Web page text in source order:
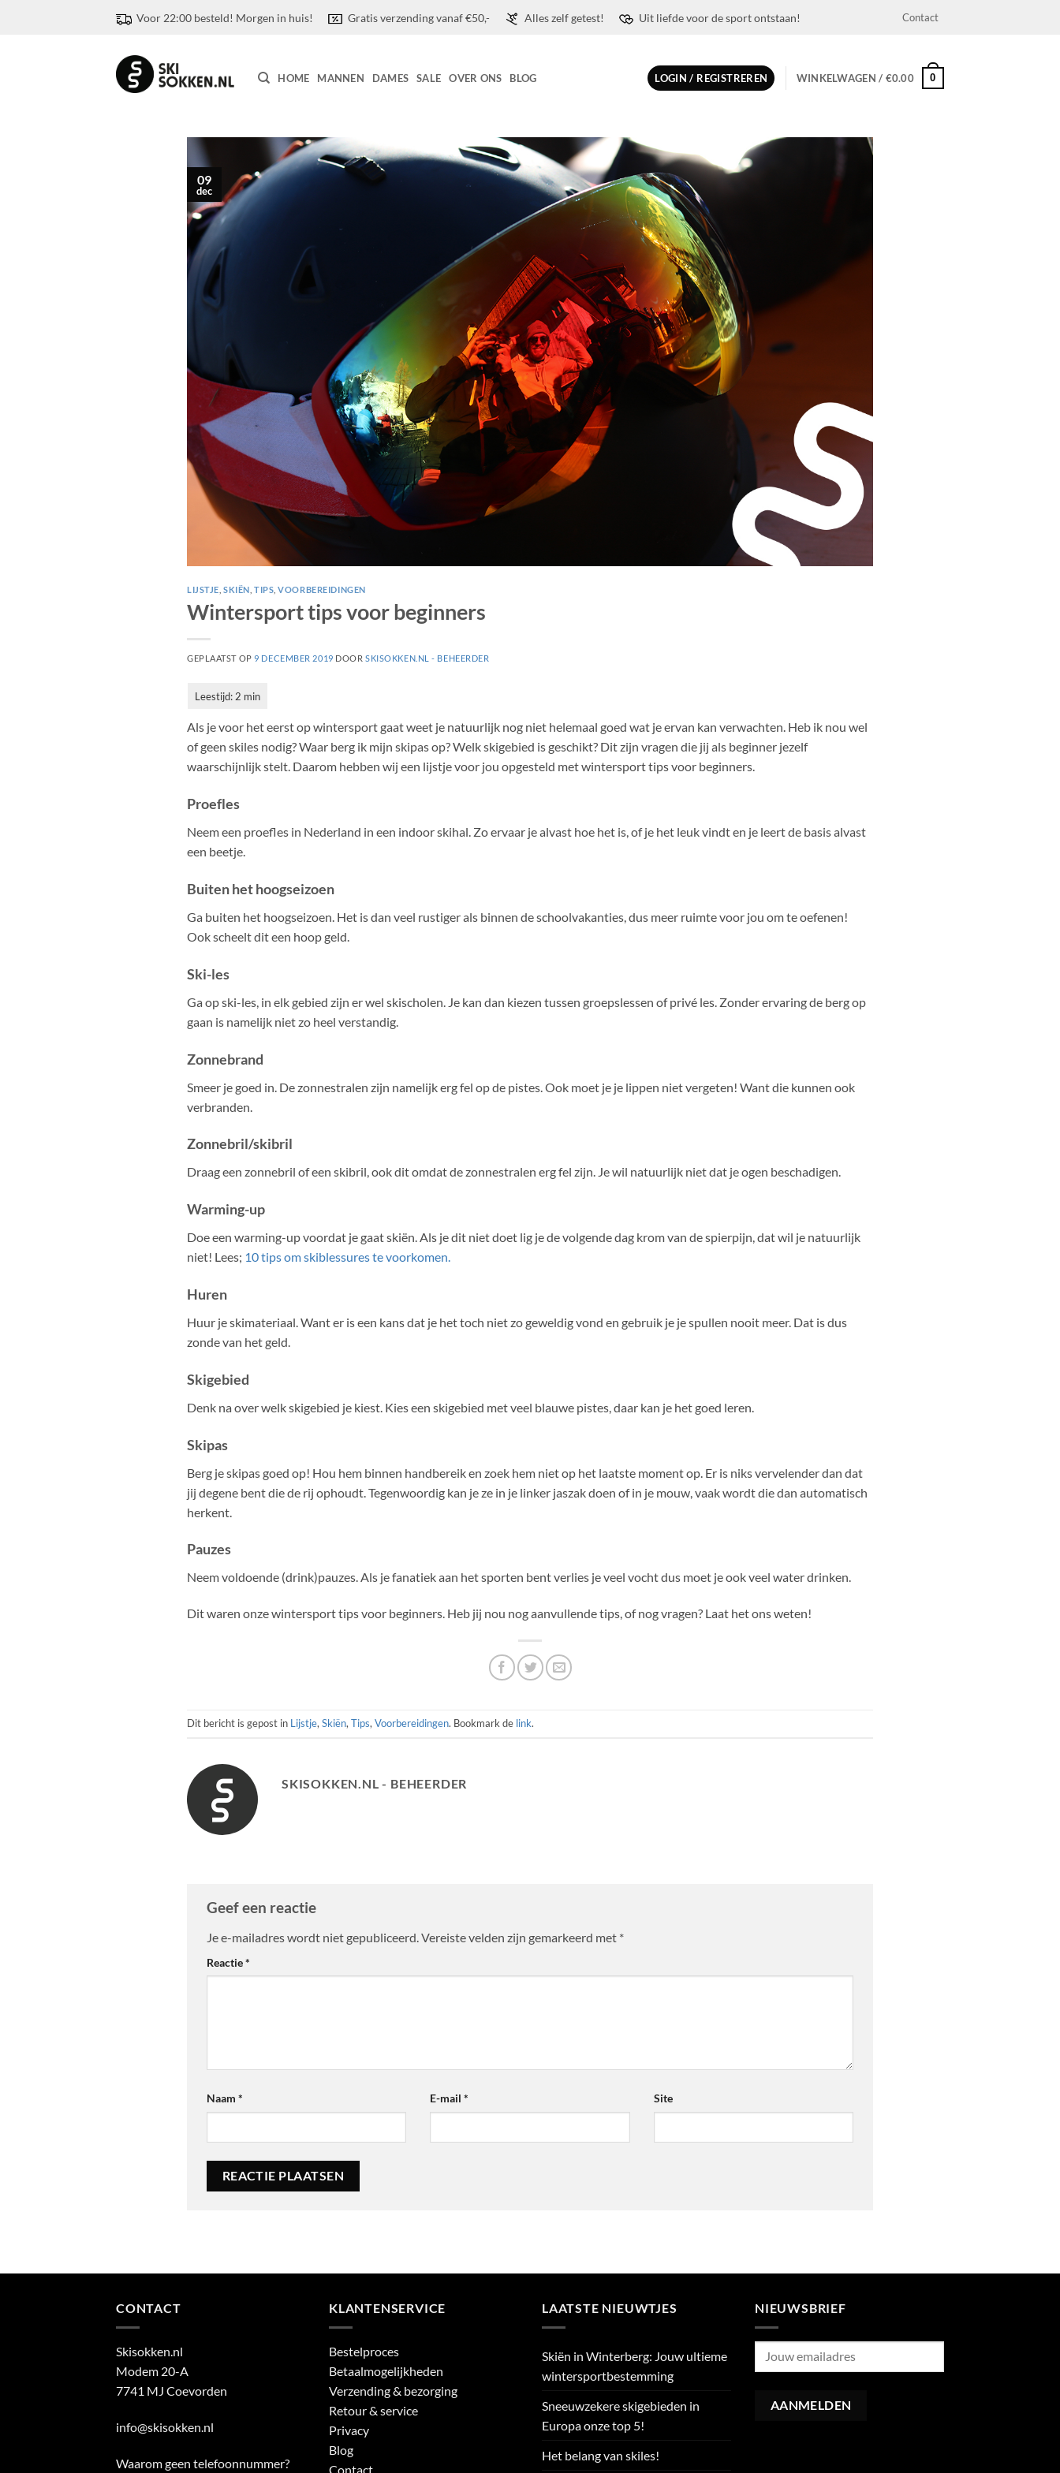
Voor 22:00 besteld! Morgen in huis! Gratis verzending vanaf €50,- Alles zelf getest! Uit liefde voor de sport ontstaan! Contact
HOME MANNEN DAMES SALE OVER ONS BLOG LOGIN / REGISTREREN WINKELWAGEN / €0.00 0
09
dec
LIJSTJE ,SKIËN TIPS ,VOORBEREIDINGEN
Wintersport tips voor beginners
GEPLAATST OP9 DECEMBER 2019 DOORSKISOKKEN.NL - BEHEERDER
Als je voor het eerst op wintersport gaat weet je natuurlijk nog niet helemaal goed wat je ervan kan verwachten. Heb ik nou wel
of geen skiles nodig? Waar berg ik mijn skipas op? Welk skigebied is geschikt? Dit zijn vragen die jij als beginner jezelf
waarschijnlijk stelt. Daarom hebben wij een lijstje voor jou opgesteld met wintersport tips voor beginners.
Proefles
Neem een proefles in Nederland in een indoor skihal. Zo ervaar je alvast hoe het is, of je het leuk vindt en je leert de basis alvast
een beetje.
Buiten het hoogseizoen
Ga buiten het hoogseizoen. Het is dan veel rustiger als binnen de schoolvakanties, dus meer ruimte voor jou om te oefenen!
Ook scheelt dit een hoop geld.
Ski-les
Ga op ski-les, in elk gebied zijn er wel skischolen. Je kan dan kiezen tussen groepslessen of privé les. Zonder ervaring de berg op
gaan is namelijk niet zo heel verstandig.
Zonnebrand
Smeer je goed in. De zonnestralen zijn namelijk erg fel op de pistes. Ook moet je je lippen niet vergeten! Want die kunnen ook
verbranden.
Zonnebril/skibril
Draag een zonnebril of een skibril, ook dit omdat de zonnestralen erg fel zijn. Je wil natuurlijk niet dat je ogen beschadigen.
Warming-up
Doe een warming-up voordat je gaat skiën. Als je dit niet doet lig je de volgende dag krom van de spierpijn, dat wil je natuurlijk
niet! Lees; 10 tips om skiblessures te voorkomen.
Huren
Huur je skimateriaal. Want er is een kans dat je het toch niet zo geweldig vond en gebruik je je spullen nooit meer. Dat is dus
zonde van het geld.
Skigebied
Denk na over welk skigebied je kiest. Kies een skigebied met veel blauwe pistes, daar kan je het goed leren.
Skipas
Berg je skipas goed op! Hou hem binnen handbereik en zoek hem niet op het laatste moment op. Er is niks vervelender dan dat
jij degene bent die de rij ophoudt. Tegenwoordig kan je ze in je linker jaszak doen of in je mouw, vaak wordt die dan automatisch
herkent.
Pauzes
Neem voldoende (drink)pauzes. Als je fanatiek aan het sporten bent verlies je veel vocht dus moet je ook veel water drinken.
Dit waren onze wintersport tips voor beginners. Heb jij nou nog aanvullende tips, of nog vragen? Laat het ons weten!
Dit bericht is gepost in Lijstje,Skiën,Tips,Voorbereidingen. Bookmark de link.
SKISOKKEN.NL - BEHEERDER
Geef een reactie
Je e-mailadres wordt niet gepubliceerd. Vereiste velden zijn gemarkeerd met *
Reactie*
Naam * E-mail* Site
Alternative:
CONTACT
Skisokken.nl
Modem 20-A
7741 MJ Coevorden
info@skisokken.nl
Waarom geen telefoonnummer?
KLANTENSERVICE
Bestelproces
Betaalmogelijkheden
Verzending & bezorging
Retour & service
Privacy
Blog
Contact
LAATSTE NIEUWTJES
Skiën in Winterberg: Jouw ultieme
wintersportbestemming
Sneeuwzekere skigebieden in
Europa onze top 5!
Het belang van skiles!
NIEUWSBRIEF